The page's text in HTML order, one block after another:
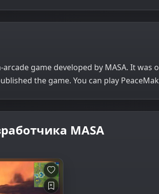
game developed by MASA. It was
the game. You can play
MASA